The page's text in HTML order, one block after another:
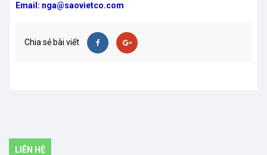
Email: nga@saovietco.com
Chia sẻ bài viết
LIÊN HỆ